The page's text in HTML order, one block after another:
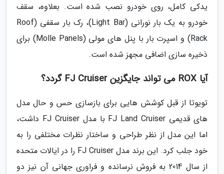
یدکی کامل، روی خودرو نصب شده است. بعلاوه، سقف
خودرو به یک بار نورانی (Light Bar)، رک بار سقفی (Roof
Rack) و اسپرت بار با پنل های مولی (Molle Panels) برای
ذخیره سازی اضافی مجهز شده است.
آیا ROX می تواند جایگزین FJ Cruiser گردد؟
تویوتا از قبل کوشش هایی برای بازسازی حس و حال مدل
های قدیمی FJ Land Cruiser با مدل FJ Cruiser داشت،
اما این مدل از نظر طراحی و ساختار نظرات مختلفی را به
خود جلب کرد. این برند مدل FJ Cruiser را در ایالات متحده
از سال 2014 به فروش نرسانده و فراوری جهانی آن نیز دو